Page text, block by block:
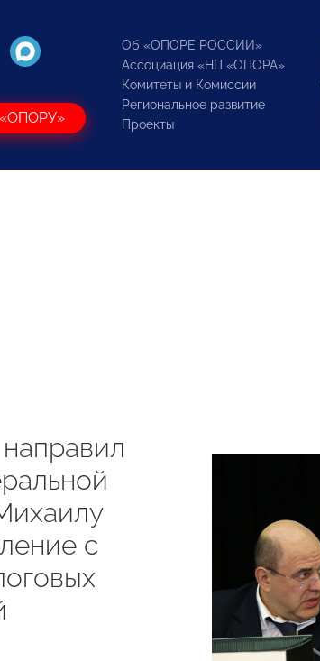
Об «ОПОРЕ РОССИИ»
Ассоциация «НП «ОПОРА»
Комитеты и Комиссии
Региональное развитие
Проекты
с